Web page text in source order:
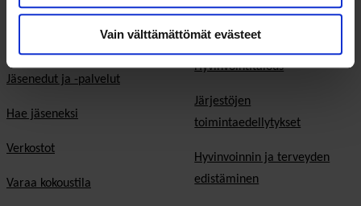
Vain välttämättömät evästeet
Tietoa Sostesta
Jäsenedut ja -palvelut
Hae jäseneksi
Verkostot
Varaa kokoustila
Kansalaisyhteiskunta ja
demokratia
Hyvinvointitalous
Järjestöjen
toimintaedellytykset
Hyvinvoinnin ja terveyden
edistäminen